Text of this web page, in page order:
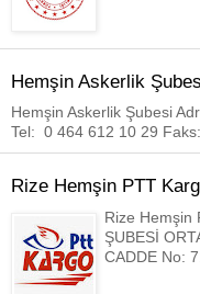
Hemşin Askerlik
Hemşin Askerlik Şubesi
Tel: 0 464 612 10 29
Rize Hemşin PTT
Rize Hemşin
ŞUBESİ
CADDE No: